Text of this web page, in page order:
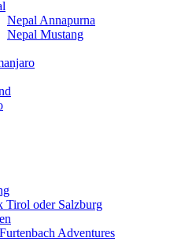
Nepal Annapurna
Nepal Mustang
Tirol oder Salzburg
Adventures